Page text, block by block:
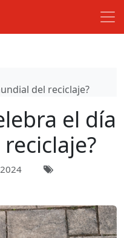
del reciclaje?
el día